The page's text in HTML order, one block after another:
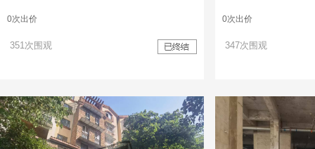
0次出价
351次围观
0次出价
347次围观